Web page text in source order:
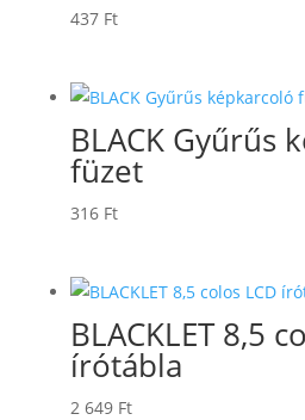
437 Ft
BLACK Gyűrűs
füzet
316 Ft
BLACKLET 8,5
írótábla
2 649 Ft